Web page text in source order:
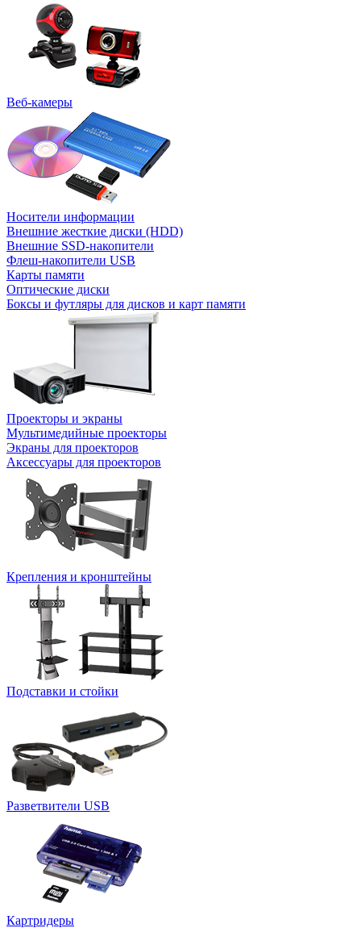
Веб-камеры
Носители информации
Внешние жесткие диски (HDD)
Внешние SSD-накопители
Флеш-накопители USB
Карты памяти
Оптические диски
Боксы и футляры для дисков и карт памяти
Проекторы и экраны
Мультимедийные проекторы
Экраны для проекторов
Аксессуары для проекторов
Крепления и кронштейны
Подставки и стойки
Разветвители USB
Картридеры